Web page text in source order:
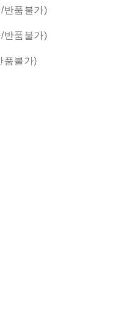
반품불가)
반품불가)
품불가)